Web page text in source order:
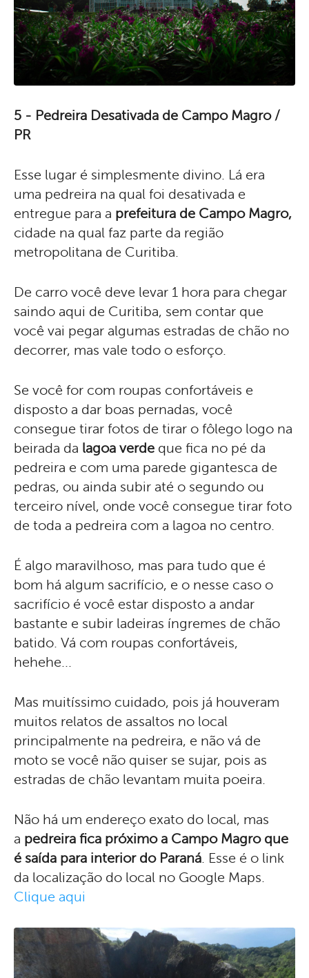
5 - Pedreira Desativada de Campo Magro /
PR
Esse lugar é simplesmente divino. Lá era
uma pedreira na qual foi desativada e
entregue para a prefeitura de Campo Magro,
cidade na qual faz parte da região
metropolitana de Curitiba.
De carro você deve levar 1 hora para chegar
saindo aqui de Curitiba, sem contar que
você vai pegar algumas estradas de chão no
decorrer, mas vale todo o esforço.
Se você for com roupas confortáveis e
disposto a dar boas pernadas, você
consegue tirar fotos de tirar o fôlego logo na
beirada da lagoa verde que fica no pé da
pedreira e com uma parede gigantesca de
pedras, ou ainda subir até o segundo ou
terceiro nível, onde você consegue tirar foto
de toda a pedreira com a lagoa no centro.
É algo maravilhoso, mas para tudo que é
bom há algum sacrifício, e o nesse caso o
sacrifício é você estar disposto a andar
bastante e subir ladeiras íngremes de chão
batido. Vá com roupas confortáveis,
hehehe...
Mas muitíssimo cuidado, pois já houveram
muitos relatos de assaltos no local
principalmente na pedreira, e não vá de
moto se você não quiser se sujar, pois as
estradas de chão levantam muita poeira.
Não há um endereço exato do local, mas
a pedreira fica próximo a Campo Magro que
é saída para interior do Paraná. Esse é o link
da localização do local no Google Maps.
Clique aqui